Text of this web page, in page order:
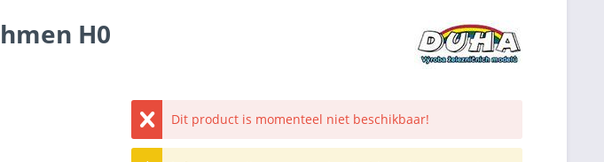
H0
Dit product is momenteel niet beschikbaar!